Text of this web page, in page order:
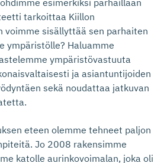
esimerkiksi parhaillaan
tarkoittaa Kiillon
voimme sisällyttää sen parhaiten
ympäristölle? Haluamme
ympäristövastuuta
ja asiantuntijoiden
sekä noudattaa jatkuvan
eteen olemme tehneet paljon
Jo 2008 rakensimme
katolle aurinkovoimalan, joka oli